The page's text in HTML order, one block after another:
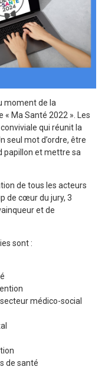
moment de la
Ma Santé 2022 ». Les
qui réunit la
seul mot d’ordre, être
papillon et mettre sa
de tous les acteurs
de cœur du jury, 3
et de
sont :
médico-social
de santé